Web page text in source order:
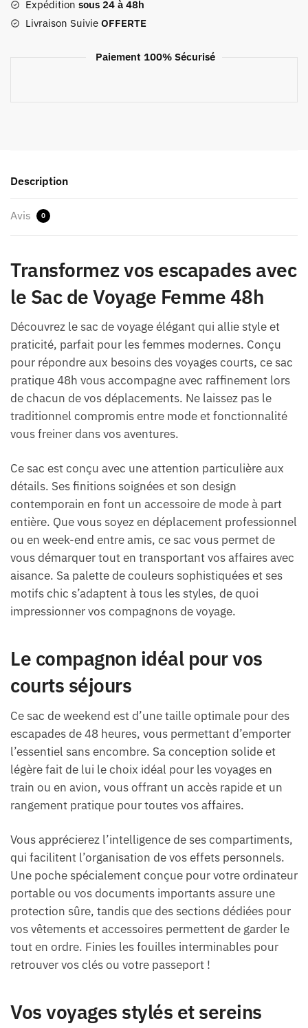
Expédition sous 24 à 48h
Livraison Suivie OFFERTE
Paiement 100% Sécurisé
Description
Avis 0
Transformez vos escapades avec
le Sac de Voyage Femme 48h
Découvrez le sac de voyage élégant qui allie style et
praticité, parfait pour les femmes modernes. Conçu
pour répondre aux besoins des voyages courts, ce sac
pratique 48h vous accompagne avec raffinement lors
de chacun de vos déplacements. Ne laissez pas le
traditionnel compromis entre mode et fonctionnalité
vous freiner dans vos aventures.
Ce sac est conçu avec une attention particulière aux
détails. Ses finitions soignées et son design
contemporain en font un accessoire de mode à part
entière. Que vous soyez en déplacement professionnel
ou en week-end entre amis, ce sac vous permet de
vous démarquer tout en transportant vos affaires avec
aisance. Sa palette de couleurs sophistiquées et ses
motifs chic s’adaptent à tous les styles, de quoi
impressionner vos compagnons de voyage.
Le compagnon idéal pour vos
courts séjours
Ce sac de weekend est d’une taille optimale pour des
escapades de 48 heures, vous permettant d’emporter
l’essentiel sans encombre. Sa conception solide et
légère fait de lui le choix idéal pour les voyages en
train ou en avion, vous offrant un accès rapide et un
rangement pratique pour toutes vos affaires.
Vous apprécierez l’intelligence de ses compartiments,
qui facilitent l’organisation de vos effets personnels.
Une poche spécialement conçue pour votre ordinateur
portable ou vos documents importants assure une
protection sûre, tandis que des sections dédiées pour
vos vêtements et accessoires permettent de garder le
tout en ordre. Finies les fouilles interminables pour
retrouver vos clés ou votre passeport !
Vos voyages stylés et sereins